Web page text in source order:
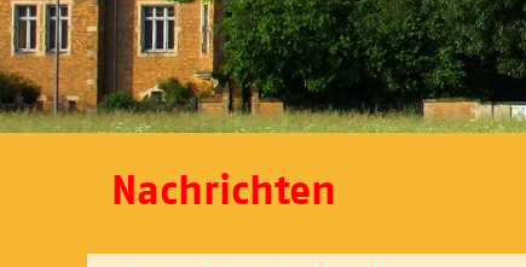
Nachrichten